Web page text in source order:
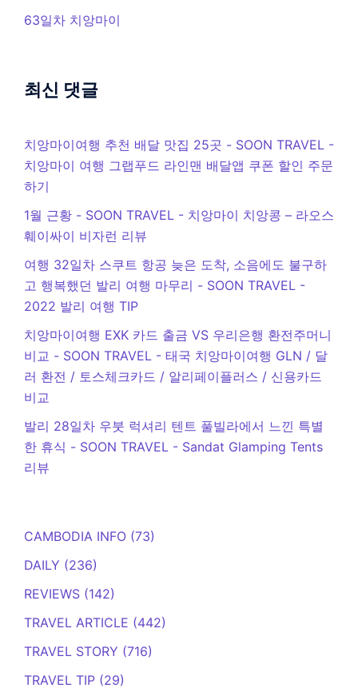
63일차 치앙마이
최신 댓글
치앙마이여행 추천 배달 맛집 25곳 - SOON TRAVEL -
치앙마이 여행 그랩푸드 라인맨 배달앱 쿠폰 할인 주문
하기
1월 근황 - SOON TRAVEL - 치앙마이 치앙콩 – 라오스
훼이싸이 비자런 리뷰
여행 32일차 스쿠트 항공 늦은 도착, 소음에도 불구하
고 행복했던 발리 여행 마무리 - SOON TRAVEL -
2022 발리 여행 TIP
치앙마이여행 EXK 카드 출금 VS 우리은행 환전주머니
비교 - SOON TRAVEL - 태국 치앙마이여행 GLN / 달
러 환전 / 토스체크카드 / 알리페이플러스 / 신용카드
비교
발리 28일차 우붓 럭셔리 텐트 풀빌라에서 느낀 특별
한 휴식 - SOON TRAVEL - Sandat Glamping Tents
리뷰
CAMBODIA INFO (73)
DAILY (236)
REVIEWS (142)
TRAVEL ARTICLE (442)
TRAVEL STORY (716)
TRAVEL TIP (29)